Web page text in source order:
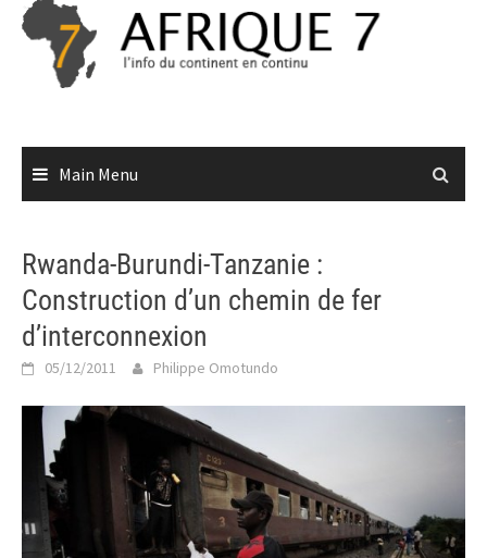
Skip
content
Main Menu
Rwanda-Burundi-Tanzanie :
Construction d’un chemin de fer
d’interconnexion
05/12/2011 Philippe Omotundo